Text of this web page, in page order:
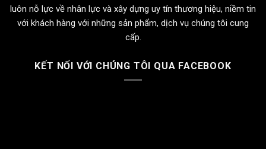
luôn nỗ lực về nhân lực và xây dựng uy tín thương hiệu, niềm tin
với khách hàng với những sản phẩm, dịch vụ chúng tôi cung
cấp.
KẾT NỐI VỚI CHÚNG TÔI QUA FACEBOOK